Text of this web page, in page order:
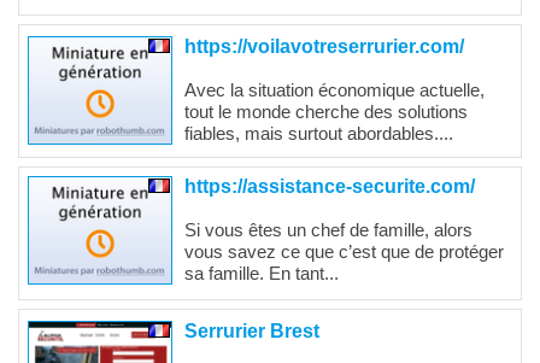
https://voilavotreserrurier.com/
Avec la situation économique actuelle,
tout le monde cherche des solutions
fiables, mais surtout abordables....
https://assistance-securite.com/
Si vous êtes un chef de famille, alors
vous savez ce que c’est que de protéger
sa famille. En tant...
Serrurier Brest